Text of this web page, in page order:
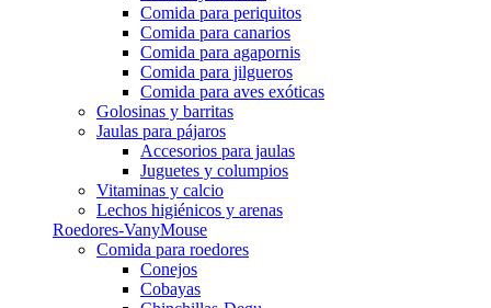
Comida para periquitos
Comida para canarios
Comida para agapornis
Comida para jilgueros
Comida para aves exóticas
Golosinas y barritas
Jaulas para pájaros
Accesorios para jaulas
Juguetes y columpios
Vitaminas y calcio
Lechos higiénicos y arenas
Roedores-VanyMouse
Comida para roedores
Conejos
Cobayas